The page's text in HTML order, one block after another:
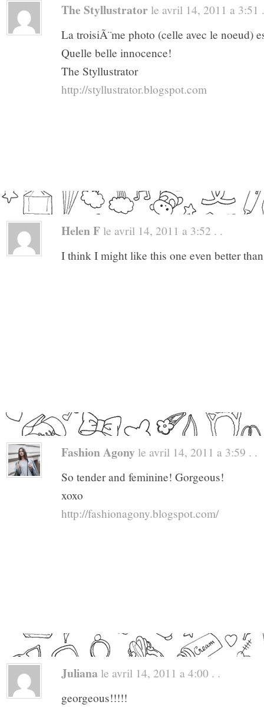
The Styllustrator le avril 14, 2011 a 3:51
La troisiÃ¨me photo (celle avec le noeud)
Quelle belle innocence!
The Styllustrator
http://styllustrator.blogspot.com
Helen F le avril 14, 2011 a 3:52 . .
I think I might like this one even better
Fashion Agony le avril 14, 2011 a 3:59 . .
So tender and feminine! Gorgeous!
xoxo
http://fashionagony.blogspot.com/
Juliana le avril 14, 2011 a 4:00 . .
georgeous!!!!!